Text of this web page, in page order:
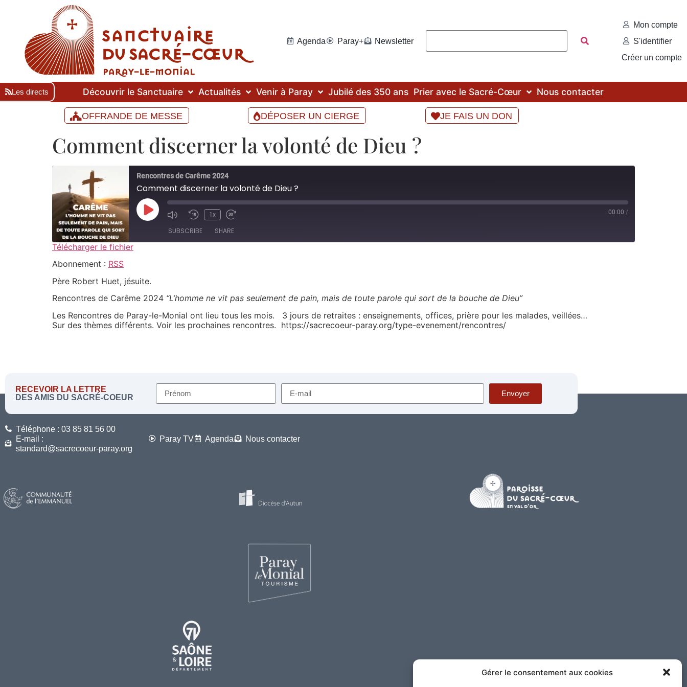
Gérer le consentement aux cookies
Agenda Paray+ Newsletter
Mon compte
S'identifier
Créer un compte
Les directs Découvrir le Sanctuaire Actualités Venir à Paray Jubilé des 350 ans Prier avec le Sacré-Cœur Nous contacter
OFFRANDE DE MESSE DÉPOSER UN CIERGE JE FAIS UN DON
Comment discerner la volonté de Dieu ?
Rencontres de Carême 2024
Comment discerner la volonté de Dieu ?
1x 00:00 /
SUBSCRIBE SHARE
RSS
RSS FEED
SHARE
LINK
Télécharger le fichier
Abonnement : RSS
Père Robert Huet, jésuite.
Rencontres de Carême 2024 “L’homme ne vit pas seulement de pain, mais de toute parole qui sort de la bouche de Dieu”
Les Rencontres de Paray-le-Monial ont lieu tous les mois. 3 jours de retraites : enseignements, offices, prière pour les malades, veillées…
Sur des thèmes différents. Voir les prochaines rencontres. https://sacrecoeur-paray.org/type-evenement/rencontres/
RECEVOIR LA LETTRE
DES AMIS DU SACRÉ-COEUR
Envoyer
Téléphone : 03 85 81 56 00
E-mail :
standard@sacrecoeur-paray.org
Paray TV Agenda Nous contacter